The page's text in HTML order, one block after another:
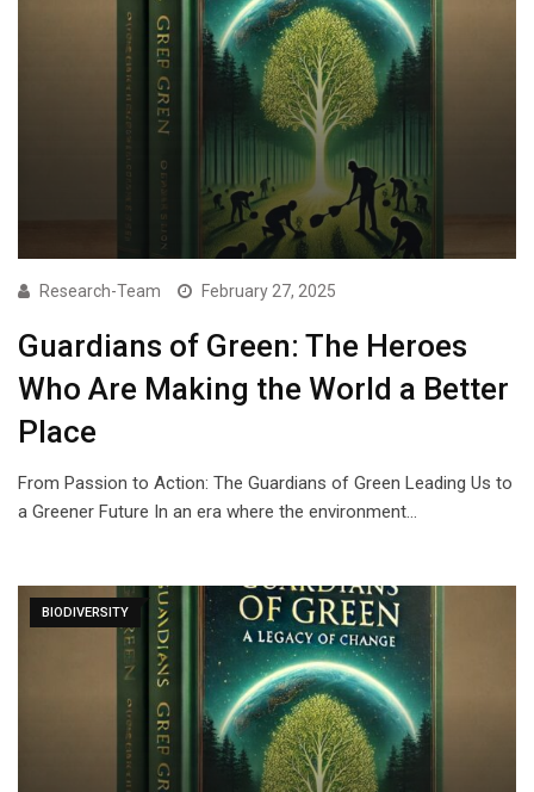
Research-Team February 27, 2025
Guardians of Green: The Heroes
Who Are Making the World a Better
Place
From Passion to Action: The Guardians of Green Leading Us to
a Greener Future In an era where the environment…
BIODIVERSITY